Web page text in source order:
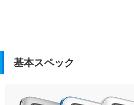
基本スペック